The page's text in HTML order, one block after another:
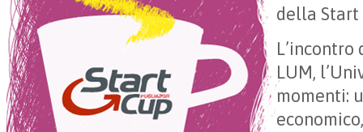
della Start
LUM,
momenti: